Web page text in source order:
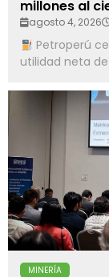
millones al
agosto 4, 2026
Petroperú
utilidad neta de
MINERÍA